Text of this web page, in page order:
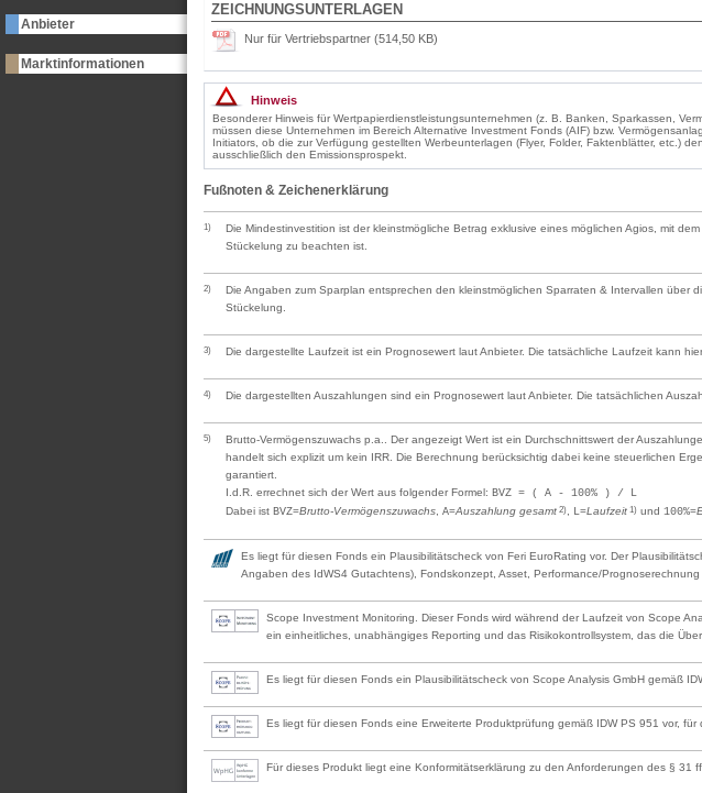
Anbieter
Marktinformationen
ZEICHNUNGSUNTERLAGEN
Nur für Vertriebspartner (514,50 KB)
Hinweis
Besonderer Hinweis für Wertpapierdienstleistungsunternehmen (z. B. Banken, Sparkassen,
müssen diese Unternehmen im Bereich Alternative Investment Fonds (AIF) bzw.
Initiators, ob die zur Verfügung gestellten Werbeunterlagen (Flyer, Folder, Faktenblätter, etc.)
ausschließlich den Emissionsprospekt.
Fußnoten & Zeichenerklärung
1)
Die Mindestinvestition ist der kleinstmögliche Betrag exklusive eines möglichen Agios, mit
Stückelung zu beachten ist.
2)
Die Angaben zum Sparplan entsprechen den kleinstmöglichen Sparraten & Intervallen
Stückelung.
3) Die dargestellte Laufzeit ist ein Prognosewert laut Anbieter. Die tatsächliche Laufzeit kann
4) Die dargestellten Auszahlungen sind ein Prognosewert laut Anbieter. Die tatsächlichen
5)
Brutto-Vermögenszuwachs p.a.. Der angezeigt Wert ist ein Durchschnittswert der
handelt sich explizit um kein IRR. Die Berechnung berücksichtig dabei keine steuerlichen
garantiert.
I.d.R. errechnet sich der Wert aus folgender Formel: BVZ = ( A - 100% ) / L
Dabei ist BVZ=Brutto-Vermögenszuwachs A=Auszahlung gesamt 2) L=Laufzeit 1) und 100%=
Es liegt für diesen Fonds ein Plausibilitätscheck von Feri EuroRating vor. Der
Angaben des IdWS4 Gutachtens), Fondskonzept, Asset, Performance/Prognoserechnung
Scope Investment Monitoring. Dieser Fonds wird während der Laufzeit von Scope
ein einheitliches, unabhängiges Reporting und das Risikokontrollsystem, das die
Es liegt für diesen Fonds ein Plausibilitätscheck von Scope Analysis GmbH gemäß
Es liegt für diesen Fonds eine Erweiterte Produktprüfung gemäß IDW PS 951 vor, für
Für dieses Produkt liegt eine Konformitätserklärung zu den Anforderungen des § 31